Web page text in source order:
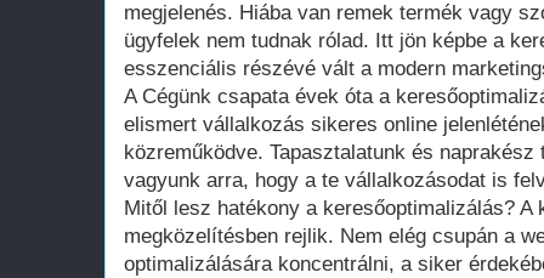
megjelenés. Hiába van remek termék vagy
ügyfelek nem tudnak rólad. Itt jön képbe a
esszenciális részévé vált a modern
A Cégünk csapata évek óta a
elismert vállalkozás sikeres online
közreműködve. Tapasztalatunk és
vagyunk arra, hogy a te vállalkozásodat is
Mitől lesz hatékony a keresőoptimalizálás? A
megközelítésben rejlik. Nem elég csupán a
optimalizálására koncentrálni, a siker